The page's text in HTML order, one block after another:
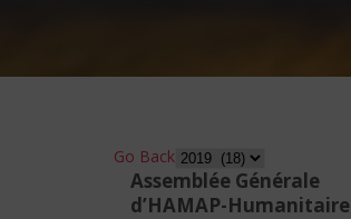
Go Back
Assemblée Générale
d’HAMAP-Humanitaire